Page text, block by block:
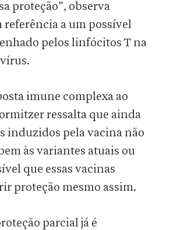
proteção”, observa
referência a um possível
pelos linfócitos T na
imune complexa ao
ressalta que ainda
induzidos pela vacina não
às variantes atuais ou
que essas vacinas
proteção mesmo assim.
parcial já é